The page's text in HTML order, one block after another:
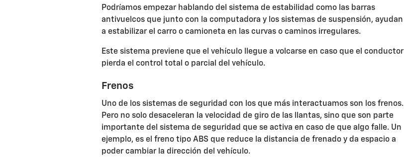
Podríamos empezar hablando del sistema de estabilidad como las barras
antivuelcos que junto con la computadora y los sistemas de suspensión, ayudan
a estabilizar el carro o camioneta en las curvas o caminos irregulares.
Este sistema previene que el vehículo llegue a volcarse en caso que el conductor
pierda el control total o parcial del vehículo.
Frenos
Uno de los sistemas de seguridad con los que más interactuamos son los frenos.
Pero no solo desaceleran la velocidad de giro de las llantas, sino que son parte
importante del sistema de seguridad que se activa en caso de que algo falle. Un
ejemplo, es el freno tipo ABS que reduce la distancia de frenado y da espacio a
poder cambiar la dirección del vehículo.